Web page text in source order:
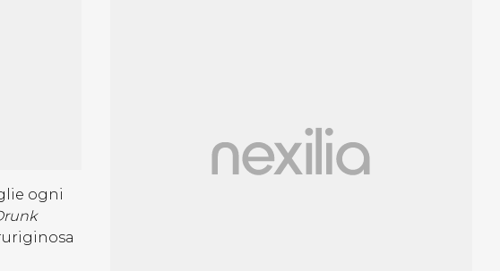
ogni